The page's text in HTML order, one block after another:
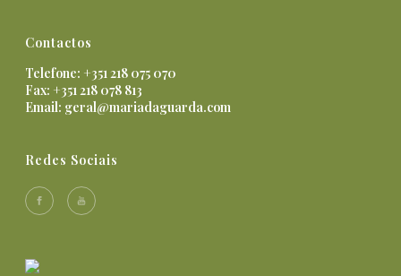
Contactos
Telefone: +351 218 075 070
Fax: +351 218 078 813
Email: geral@mariadaguarda.com
Redes Sociais